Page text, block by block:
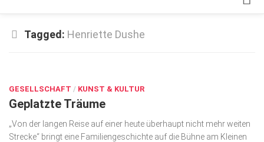
Top Gesundheitsforum Dresden / Ostsachsen
Geschäft
gesund & schön
Gesellschaft
Tagged: Henriette Dushe
GESELLSCHAFT / KUNST & KULTUR
Geplatzte Träume
„Von der langen Reise auf einer heute überhaupt nicht mehr weiten
Strecke“ bringt eine Familiengeschichte auf die Bühne am Kleinen